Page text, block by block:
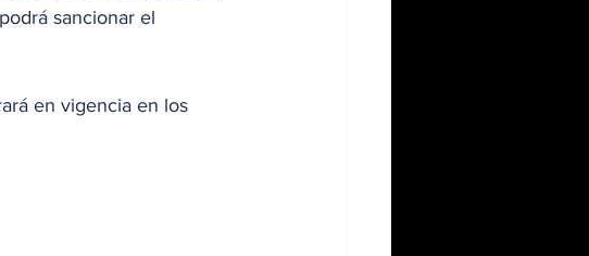
sancionar el
en vigencia en los